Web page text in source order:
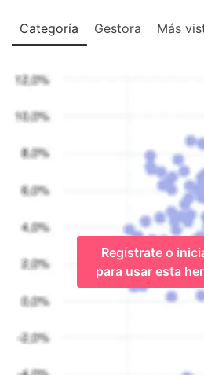
Categoría Gestora Más
Regístrate o
para usar esta